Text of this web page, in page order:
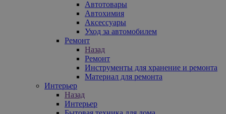
Автотовары
Автохимия
Аксессуары
Уход за автомобилем
Ремонт
Назад
Ремонт
Инструменты для хранение и ремонта
Материал для ремонта
Интерьер
Назад
Интерьер